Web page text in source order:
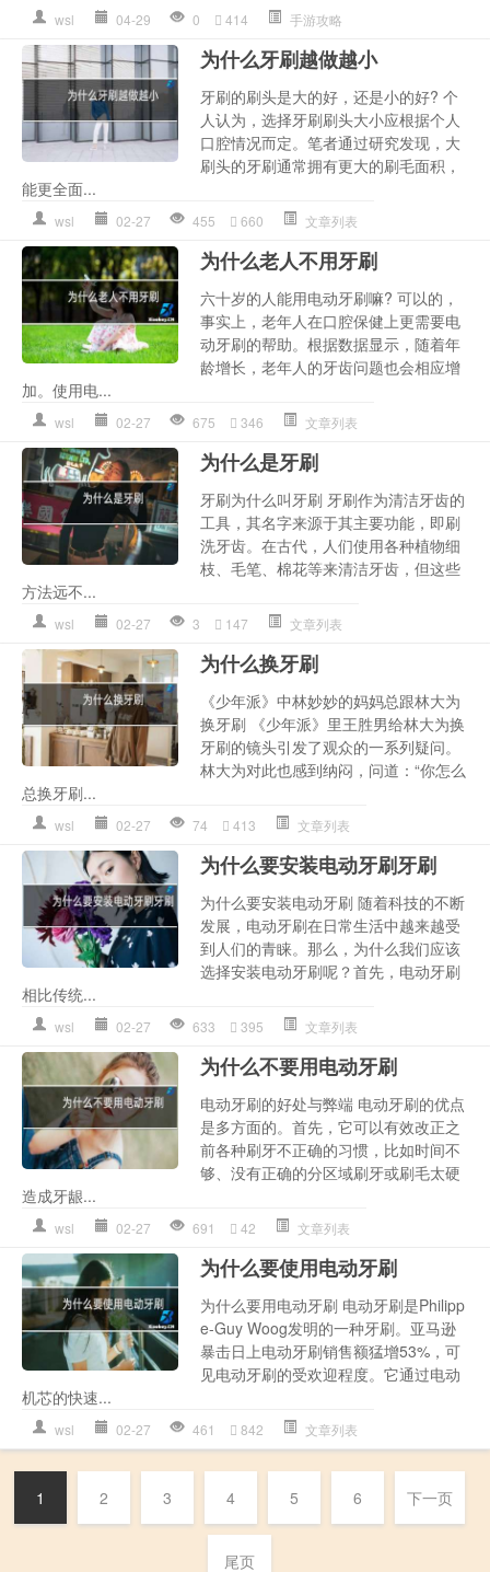
wsl 04-29 0 414 手游攻略
为什么牙刷越做越小
牙刷的刷头是大的好，还是小的好? 个
人认为，选择牙刷刷头大小应根据个人
口腔情况而定。笔者通过研究发现，大
刷头的牙刷通常拥有更大的刷毛面积，
能更全面...
wsl 02-27 455 660 文章列表
为什么老人不用牙刷
六十岁的人能用电动牙刷嘛? 可以的，
事实上，老年人在口腔保健上更需要电
动牙刷的帮助。根据数据显示，随着年
龄增长，老年人的牙齿问题也会相应增
加。使用电...
wsl 02-27 675 346 文章列表
为什么是牙刷
牙刷为什么叫牙刷 牙刷作为清洁牙齿的
工具，其名字来源于其主要功能，即刷
洗牙齿。在古代，人们使用各种植物细
枝、毛笔、棉花等来清洁牙齿，但这些
方法远不...
wsl 02-27 3 147 文章列表
为什么换牙刷
《少年派》中林妙妙的妈妈总跟林大为
换牙刷 《少年派》里王胜男给林大为换
牙刷的镜头引发了观众的一系列疑问。
林大为对此也感到纳闷，问道：“你怎么
总换牙刷...
wsl 02-27 74 413 文章列表
为什么要安装电动牙刷牙刷
为什么要安装电动牙刷 随着科技的不断
发展，电动牙刷在日常生活中越来越受
到人们的青睐。那么，为什么我们应该
选择安装电动牙刷呢？首先，电动牙刷
相比传统...
wsl 02-27 633 395 文章列表
为什么不要用电动牙刷
电动牙刷的好处与弊端 电动牙刷的优点
是多方面的。首先，它可以有效改正之
前各种刷牙不正确的习惯，比如时间不
够、没有正确的分区域刷牙或刷毛太硬
造成牙龈...
wsl 02-27 691 42 文章列表
为什么要使用电动牙刷
为什么要用电动牙刷 电动牙刷是Philipp
e-Guy Woog发明的一种牙刷。亚马逊
暴击日上电动牙刷销售额猛增53%，可
见电动牙刷的受欢迎程度。它通过电动
机芯的快速...
wsl 02-27 461 842 文章列表
1 2 3 4 5 6 下一页
尾页